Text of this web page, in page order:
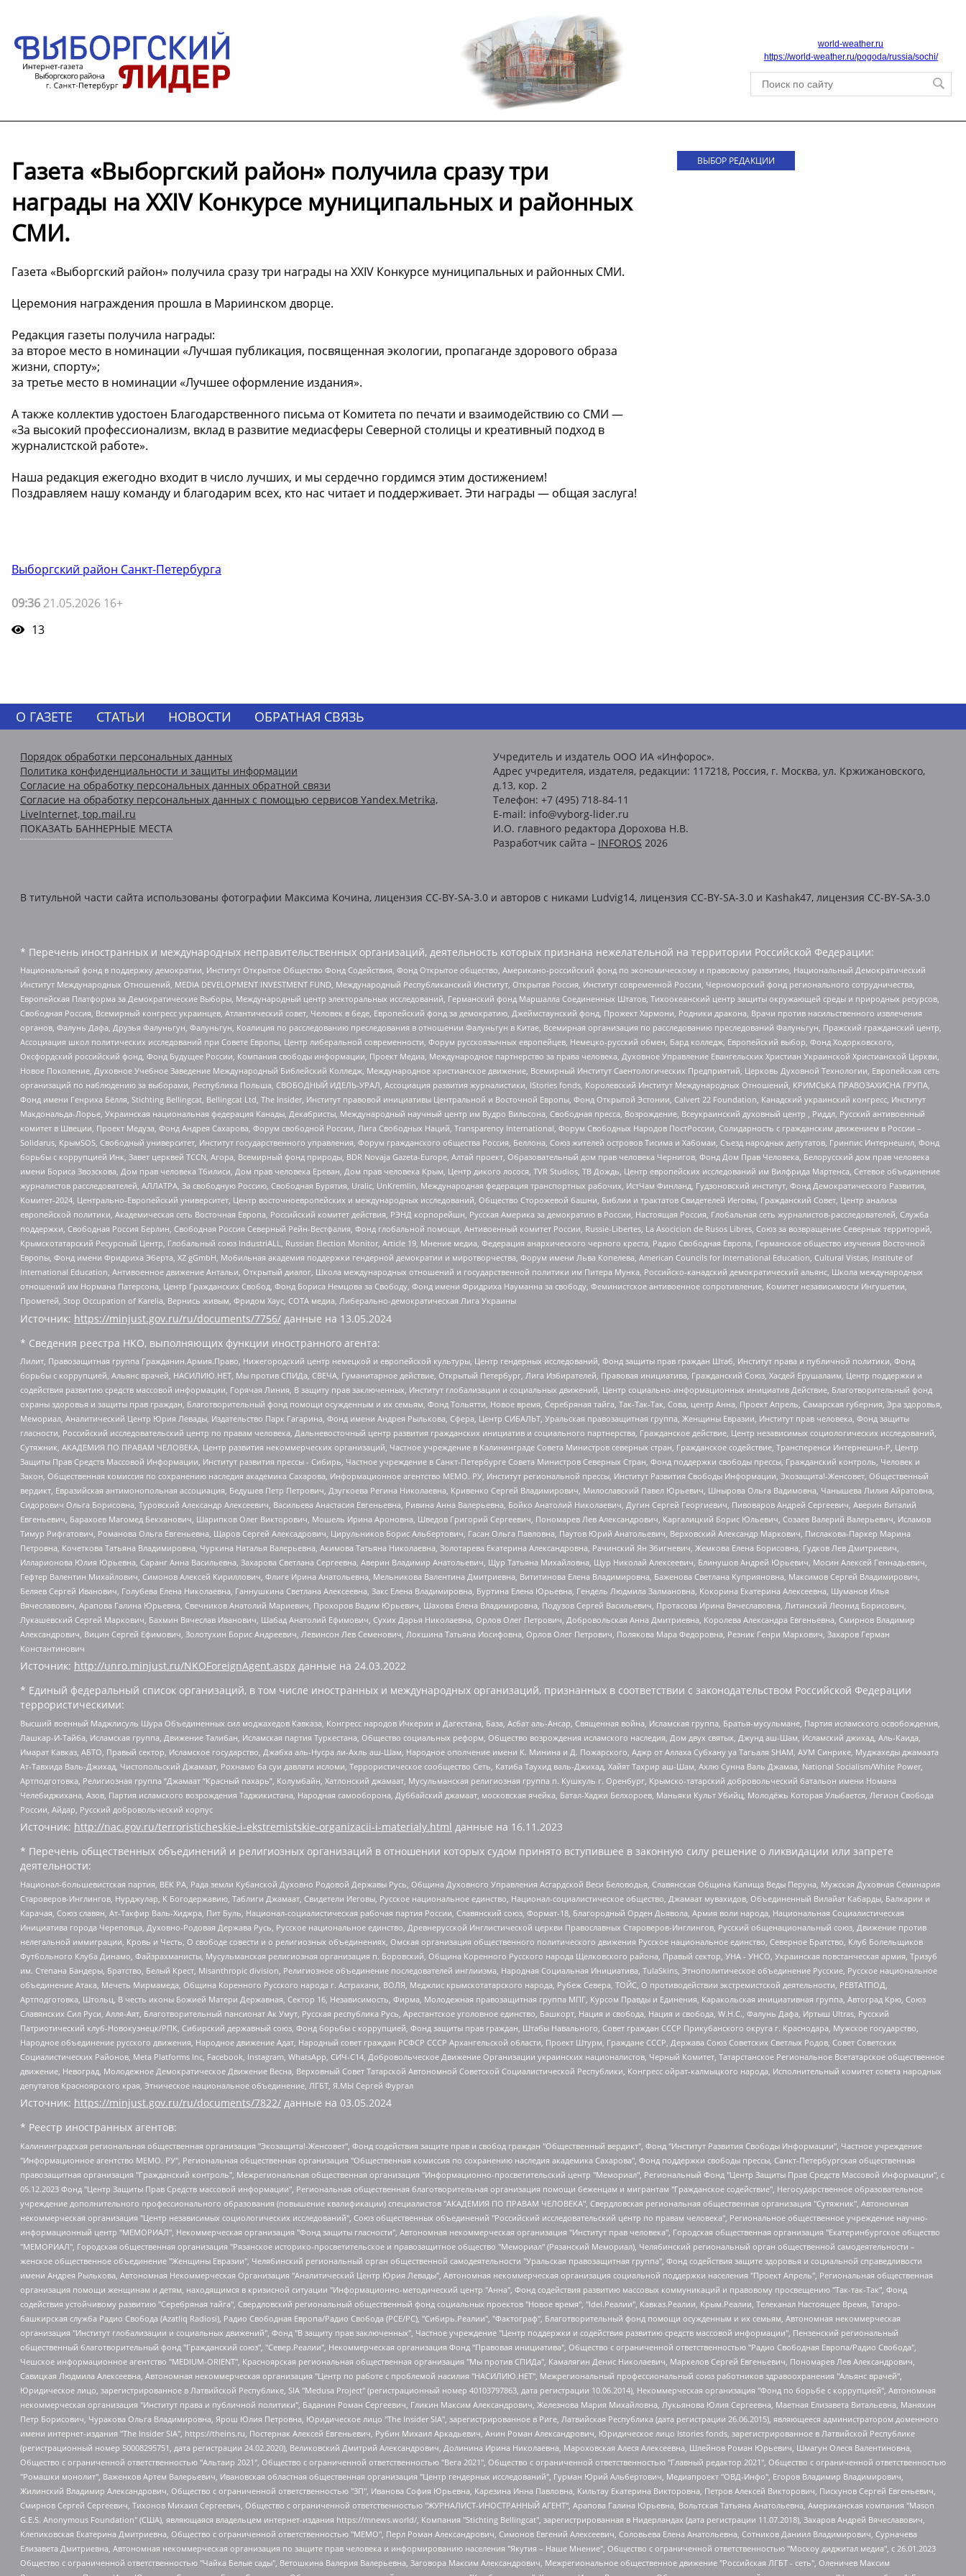
world-weather.ru
https://world-weather.ru/pogoda/russia/sochi/
Газета «Выборгский район» получила сразу три
награды на XXIV Конкурсе муниципальных и районных
СМИ.
Газета «Выборгский район» получила сразу три награды на XXIV Конкурсе муниципальных и районных СМИ.
Церемония награждения прошла в Мариинском дворце.
Редакция газеты получила награды:
за второе место в номинации «Лучшая публикация, посвященная экологии, пропаганде здорового образа
жизни, спорту»;
за третье место в номинации «Лучшее оформление издания».
А также коллектив удостоен Благодарственного письма от Комитета по печати и взаимодействию со СМИ —
«За высокий профессионализм, вклад в развитие медиасферы Северной столицы и креативный подход в
журналистской работе».
Наша редакция ежегодно входит в число лучших, и мы сердечно гордимся этим достижением!
Поздравляем нашу команду и благодарим всех, кто нас читает и поддерживает. Эти награды — общая заслуга!
Выборгский район Санкт-Петербурга
09:36 21.05.2026 16+
13
ВЫБОР РЕДАКЦИИ
О ГАЗЕТЕ СТАТЬИ НОВОСТИ ОБРАТНАЯ СВЯЗЬ
Порядок обработки персональных данных
Политика конфиденциальности и защиты информации
Согласие на обработку персональных данных обратной связи
Согласие на обработку персональных данных с помощью сервисов Yandex.Metrika,
LiveInternet, top.mail.ru
ПОКАЗАТЬ БАННЕРНЫЕ МЕСТА
Учредитель и издатель ООО ИА «Инфорос».
Адрес учредителя, издателя, редакции: 117218, Россия, г. Москва, ул. Кржижановского,
д.13, кор. 2
Телефон: +7 (495) 718-84-11
E-mail: info@vyborg-lider.ru
И.О. главного редактора Дорохова Н.В.
Разработчик сайта – INFOROS 2026
В титульной части сайта использованы фотографии Максима Кочина, лицензия CC-BY-SA-3.0 и авторов c никами Ludvig14, лицензия CC-BY-SA-3.0 и Kashak47, лицензия CC-BY-SA-3.0
* Перечень иностранных и международных неправительственных организаций, деятельность которых признана нежелательной на территории Российской Федерации:
Национальный фонд в поддержку демократии, Институт Открытое Общество Фонд Содействия, Фонд Открытое общество, Американо-российский фонд по экономическому и правовому развитию, Национальный Демократический
Институт Международных Отношений, MEDIA DEVELOPMENT INVESTMENT FUND, Международный Республиканский Институт, Открытая Россия, Институт современной России, Черноморский фонд регионального сотрудничества,
Европейская Платформа за Демократические Выборы, Международный центр электоральных исследований, Германский фонд Маршалла Соединенных Штатов, Тихоокеанский центр защиты окружающей среды и природных ресурсов,
Свободная Россия, Всемирный конгресс украинцев, Атлантический совет, Человек в беде, Европейский фонд за демократию, Джеймстаунский фонд, Прожект Хармони, Родники дракона, Врачи против насильственного извлечения
органов, Фалунь Дафа, Друзья Фалуньгун, Фалуньгун, Коалиция по расследованию преследования в отношении Фалуньгун в Китае, Всемирная организация по расследованию преследований Фалуньгун, Пражский гражданский центр,
Ассоциация школ политических исследований при Совете Европы, Центр либеральной современности, Форум русскоязычных европейцев, Немецко-русский обмен, Бард колледж, Европейский выбор, Фонд Ходорковского,
Оксфордский российский фонд, Фонд Будущее России, Компания свободы информации, Проект Медиа, Международное партнерство за права человека, Духовное Управление Евангельских Христиан Украинской Христианской Церкви,
Новое Поколение, Духовное Учебное Заведение Международный Библейский Колледж, Международное христианское движение, Всемирный Институт Саентологических Предприятий, Церковь Духовной Технологии, Европейская сеть
организаций по наблюдению за выборами, Республика Польша, СВОБОДНЫЙ ИДЕЛЬ-УРАЛ, Ассоциация развития журналистики, IStories fonds, Королевский Институт Международных Отношений, КРИМСЬКА ПРАВОЗАХИСНА ГРУПА,
Фонд имени Генриха Бёлля, Stichting Bellingcat, Bellingcat Ltd, The Insider, Институт правовой инициативы Центральной и Восточной Европы, Фонд Открытой Эстонии, Calvert 22 Foundation, Канадский украинский конгресс, Институт
Макдональда-Лорье, Украинская национальная федерация Канады, Декабристы, Международный научный центр им Вудро Вильсона, Свободная пресса, Возрождение, Всеукраинский духовный центр , Риддл, Русский антивоенный
комитет в Швеции, Проект Медуза, Фонд Андрея Сахарова, Форум свободной России, Лига Свободных Наций, Transparеncy International, Форум Свободных Народов ПостРоссии, Солидарность с гражданским движением в России –
Solidarus, КрымSOS, Свободный университет, Институт государственного управления, Форум гражданского общества Россия, Беллона, Союз жителей островов Тисима и Хабомаи, Съезд народных депутатов, Гринпис Интернешнл, Фонд
борьбы с коррупцией Инк, Завет церквей TCCN, Агора, Всемирный фонд природы, BDR Novaja Gazeta-Europe, Алтай проект, Образовательный дом прав человека Чернигов, Фонд Дом Прав Человека, Белорусский дом прав человека
имени Бориса Звозскова, Дом прав человека Тбилиси, Дом прав человека Ереван, Дом прав человека Крым, Центр дикого лосося, TVR Studios, ТВ Дождь, Центр европейских исследований им Вилфрида Мартенса, Сетевое объединение
журналистов расследователей, АЛЛАТРА, За свободную Россию, Свободная Бурятия, Uralic, UnKremlin, Международная федерация транспортных рабочих, ИстЧам Финланд, Гудзоновский институт, Фонд Демократического Развития,
Комитет-2024, Центрально-Европейский университет, Центр восточноевропейских и международных исследований, Общество Сторожевой башни, Библии и трактатов Свидетелей Иеговы, Гражданский Совет, Центр анализа
европейской политики, Академическая сеть Восточная Европа, Российский комитет действия, РЭНД корпорейшн, Русская Америка за демократию в России, Настоящая Россия, Глобальная сеть журналистов-расследователей, Служба
поддержки, Свободная Россия Берлин, Свободная Россия Северный Рейн-Вестфалия, Фонд глобальной помощи, Антивоенный комитет России, Russie-Libertes, La Asocicion de Rusos Libres, Союз за возвращение Северных территорий,
Крымскотатарский Ресурсный Центр, Глобальный союз IndustriALL, Russian Election Monitor, Article 19, Мнение медиа, Федерация анархического черного креста, Радио Свободная Европа, Германское общество изучения Восточной
Европы, Фонд имени Фридриха Эберта, XZ gGmbH, Мобильная академия поддержки гендерной демократии и миротворчества, Форум имени Льва Копелева, American Councils for International Education, Cultural Vistas, Institute of
International Education, Антивоенное движение Антальи, Открытый диалог, Школа международных отношений и государственной политики им Питера Мунка, Российско-канадский демократический альянс, Школа международных
отношений им Нормана Патерсона, Центр Гражданских Свобод, Фонд Бориса Немцова за Свободу, Фонд имени Фридриха Науманна за свободу, Феминистское антивоенное сопротивление, Комитет независимости Ингушетии,
Прометей, Stop Occupation of Karelia, Вернись живым, Фридом Хаус, СОТА медиа, Либерально-демократическая Лига Украины
Источник: https://minjust.gov.ru/ru/documents/7756/ данные на 13.05.2024
* Сведения реестра НКО, выполняющих функции иностранного агента:
Лилит, Правозащитная группа Гражданин.Армия.Право, Нижегородский центр немецкой и европейской культуры, Центр гендерных исследований, Фонд защиты прав граждан Штаб, Институт права и публичной политики, Фонд
борьбы с коррупцией, Альянс врачей, НАСИЛИЮ.НЕТ, Мы против СПИДа, СВЕЧА, Гуманитарное действие, Открытый Петербург, Лига Избирателей, Правовая инициатива, Гражданский Союз, Хасдей Ерушалаим, Центр поддержки и
содействия развитию средств массовой информации, Горячая Линия, В защиту прав заключенных, Институт глобализации и социальных движений, Центр социально-информационных инициатив Действие, Благотворительный фонд
охраны здоровья и защиты прав граждан, Благотворительный фонд помощи осужденным и их семьям, Фонд Тольятти, Новое время, Серебряная тайга, Так-Так-Так, Сова, центр Анна, Проект Апрель, Самарская губерния, Эра здоровья,
Мемориал, Аналитический Центр Юрия Левады, Издательство Парк Гагарина, Фонд имени Андрея Рылькова, Сфера, Центр СИБАЛЬТ, Уральская правозащитная группа, Женщины Евразии, Институт прав человека, Фонд защиты
гласности, Российский исследовательский центр по правам человека, Дальневосточный центр развития гражданских инициатив и социального партнерства, Гражданское действие, Центр независимых социологических исследований,
Сутяжник, АКАДЕМИЯ ПО ПРАВАМ ЧЕЛОВЕКА, Центр развития некоммерческих организаций, Частное учреждение в Калининграде Совета Министров северных стран, Гражданское содействие, Трансперенси Интернешнл-Р, Центр
Защиты Прав Средств Массовой Информации, Институт развития прессы - Сибирь, Частное учреждение в Санкт-Петербурге Совета Министров Северных Стран, Фонд поддержки свободы прессы, Гражданский контроль, Человек и
Закон, Общественная комиссия по сохранению наследия академика Сахарова, Информационное агентство МЕМО. РУ, Институт региональной прессы, Институт Развития Свободы Информации, Экозащита!-Женсовет, Общественный
вердикт, Евразийская антимонопольная ассоциация, Бедушев Петр Петрович, Дзугкоева Регина Николаевна, Кривенко Сергей Владимирович, Милославский Павел Юрьевич, Шнырова Ольга Вадимовна, Чанышева Лилия Айратовна,
Сидорович Ольга Борисовна, Туровский Александр Алексеевич, Васильева Анастасия Евгеньевна, Ривина Анна Валерьевна, Бойко Анатолий Николаевич, Дугин Сергей Георгиевич, Пивоваров Андрей Сергеевич, Аверин Виталий
Евгеньевич, Барахоев Магомед Бекханович, Шарипков Олег Викторович, Мошель Ирина Ароновна, Шведов Григорий Сергеевич, Пономарев Лев Александрович, Каргалицкий Борис Юльевич, Созаев Валерий Валерьевич, Исламов
Тимур Рифгатович, Романова Ольга Евгеньевна, Щаров Сергей Алексадрович, Цирульников Борис Альбертович, Гасан Ольга Павловна, Паутов Юрий Анатольевич, Верховский Александр Маркович, Пислакова-Паркер Марина
Петровна, Кочеткова Татьяна Владимировна, Чуркина Наталья Валерьевна, Акимова Татьяна Николаевна, Золотарева Екатерина Александровна, Рачинский Ян Збигневич, Жемкова Елена Борисовна, Гудков Лев Дмитриевич,
Илларионова Юлия Юрьевна, Саранг Анна Васильевна, Захарова Светлана Сергеевна, Аверин Владимир Анатольевич, Щур Татьяна Михайловна, Щур Николай Алексеевич, Блинушов Андрей Юрьевич, Мосин Алексей Геннадьевич,
Гефтер Валентин Михайлович, Симонов Алексей Кириллович, Флиге Ирина Анатольевна, Мельникова Валентина Дмитриевна, Вититинова Елена Владимировна, Баженова Светлана Куприяновна, Максимов Сергей Владимирович,
Беляев Сергей Иванович, Голубева Елена Николаевна, Ганнушкина Светлана Алексеевна, Закс Елена Владимировна, Буртина Елена Юрьевна, Гендель Людмила Залмановна, Кокорина Екатерина Алексеевна, Шуманов Илья
Вячеславович, Арапова Галина Юрьевна, Свечников Анатолий Мариевич, Прохоров Вадим Юрьевич, Шахова Елена Владимировна, Подузов Сергей Васильевич, Протасова Ирина Вячеславовна, Литинский Леонид Борисович,
Лукашевский Сергей Маркович, Бахмин Вячеслав Иванович, Шабад Анатолий Ефимович, Сухих Дарья Николаевна, Орлов Олег Петрович, Добровольская Анна Дмитриевна, Королева Александра Евгеньевна, Смирнов Владимир
Александрович, Вицин Сергей Ефимович, Золотухин Борис Андреевич, Левинсон Лев Семенович, Локшина Татьяна Иосифовна, Орлов Олег Петрович, Полякова Мара Федоровна, Резник Генри Маркович, Захаров Герман
Константинович
Источник: http://unro.minjust.ru/NKOForeignAgent.aspx данные на 24.03.2022
* Единый федеральный список организаций, в том числе иностранных и международных организаций, признанных в соответствии с законодательством Российской Федерации
террористическими:
Высший военный Маджлисуль Шура Объединенных сил моджахедов Кавказа, Конгресс народов Ичкерии и Дагестана, База, Асбат аль-Ансар, Священная война, Исламская группа, Братья-мусульмане, Партия исламского освобождения,
Лашкар-И-Тайба, Исламская группа, Движение Талибан, Исламская партия Туркестана, Общество социальных реформ, Общество возрождения исламского наследия, Дом двух святых, Джунд аш-Шам, Исламский джихад, Аль-Каида,
Имарат Кавказ, АБТО, Правый сектор, Исламское государство, Джабха аль-Нусра ли-Ахль аш-Шам, Народное ополчение имени К. Минина и Д. Пожарского, Аджр от Аллаха Субхану уа Тагьаля SHAM, АУМ Синрике, Муджахеды джамаата
Ат-Тавхида Валь-Джихад, Чистопольский Джамаат, Рохнамо ба суи давлати исломи, Террористическое сообщество Сеть, Катиба Таухид валь-Джихад, Хайят Тахрир аш-Шам, Ахлю Сунна Валь Джамаа, National Socialism/White Power,
Артподготовка, Религиозная группа “Джамаат “Красный пахарь”, Колумбайн, Хатлонский джамаат, Мусульманская религиозная группа п. Кушкуль г. Оренбург, Крымско-татарский добровольческий батальон имени Номана
Челебиджихана, Азов, Партия исламского возрождения Таджикистана, Народная самооборона, Дуббайский джамаат, московская ячейка, Батал-Хаджи Белхороев, Маньяки Культ Убийц, Молодёжь Которая Улыбается, Легион Свобода
России, Айдар, Русский добровольческий корпус
Источник: http://nac.gov.ru/terroristicheskie-i-ekstremistskie-organizacii-i-materialy.html данные на 16.11.2023
* Перечень общественных объединений и религиозных организаций в отношении которых судом принято вступившее в законную силу решение о ликвидации или запрете
деятельности:
Национал-большевистская партия, ВЕК РА, Рада земли Кубанской Духовно Родовой Державы Русь, Община Духовного Управления Асгардской Веси Беловодья, Славянская Община Капища Веды Перуна, Мужская Духовная Семинария
Староверов-Инглингов, Нурджулар, К Богодержавию, Таблиги Джамаат, Свидетели Иеговы, Русское национальное единство, Национал-социалистическое общество, Джамаат мувахидов, Объединенный Вилайат Кабарды, Балкарии и
Карачая, Союз славян, Ат-Такфир Валь-Хиджра, Пит Буль, Национал-социалистическая рабочая партия России, Славянский союз, Формат-18, Благородный Орден Дьявола, Армия воли народа, Национальная Социалистическая
Инициатива города Череповца, Духовно-Родовая Держава Русь, Русское национальное единство, Древнерусской Инглистической церкви Православных Староверов-Инглингов, Русский общенациональный союз, Движение против
нелегальной иммиграции, Кровь и Честь, О свободе совести и о религиозных объединениях, Омская организация общественного политического движения Русское национальное единство, Северное Братство, Клуб Болельщиков
Футбольного Клуба Динамо, Файзрахманисты, Мусульманская религиозная организация п. Боровский, Община Коренного Русского народа Щелковского района, Правый сектор, УНА - УНСО, Украинская повстанческая армия, Тризуб
им. Степана Бандеры, Братство, Белый Крест, Misanthropic division, Религиозное объединение последователей инглиизма, Народная Социальная Инициатива, TulaSkins, Этнополитическое объединение Русские, Русское национальное
объединение Атака, Мечеть Мирмамеда, Община Коренного Русского народа г. Астрахани, ВОЛЯ, Меджлис крымскотатарского народа, Рубеж Севера, ТОЙС, О противодействии экстремистской деятельности, РЕВТАТПОД,
Артподготовка, Штольц, В честь иконы Божией Матери Державная, Сектор 16, Независимость, Фирма, Молодежная правозащитная группа МПГ, Курсом Правды и Единения, Каракольская инициативная группа, Автоград Крю, Союз
Славянских Сил Руси, Алля-Аят, Благотворительный пансионат Ак Умут, Русская республика Русь, Арестантское уголовное единство, Башкорт, Нация и свобода, Нация и свобода, W.H.С., Фалунь Дафа, Иртыш Ultras, Русский
Патриотический клуб-Новокузнецк/РПК, Сибирский державный союз, Фонд борьбы с коррупцией, Фонд защиты прав граждан, Штабы Навального, Совет граждан СССР Прикубанского округа г. Краснодара, Мужское государство,
Народное объединение русского движения, Народное движение Адат, Народный совет граждан РСФСР СССР Архангельской области, Проект Штурм, Граждане СССР, Держава Союз Советских Светлых Родов, Совет Советских
Социалистических Районов, Meta Platforms Inc, Facebook, Instagram, WhatsApp, СИЧ-С14, Добровольческое Движение Организации украинских националистов, Черный Комитет, Татарстанское Региональное Всетатарское общественное
движение, Невоград, Молодежное Демократическое Движение Весна, Верховный Совет Татарской Автономной Советской Социалистической Республики, Конгресс ойрат-калмыцкого народа, Исполнительный комитет совета народных
депутатов Красноярского края, Этническое национальное объединение, ЛГБТ, Я.МЫ Сергей Фургал
Источник: https://minjust.gov.ru/ru/documents/7822/ данные на 03.05.2024
* Реестр иностранных агентов:
Калининградская региональная общественная организация "Экозащита!-Женсовет", Фонд содействия защите прав и свобод граждан "Общественный вердикт", Фонд "Институт Развития Свободы Информации", Частное учреждение "Информационное агентство МЕМО. РУ", Региональная общественная организация "Общественная комиссия по сохранению наследия академика Сахарова", Фонд поддержки свободы прессы, Санкт-Петербургская общественная правозащитная организация "Гражданский контроль", Межрегиональная общественная организация "Информационно-просветительский центр "Мемориал", Региональный Фонд "Центр Защиты Прав Средств Массовой Информации", с 05.12.2023 Фонд "Центр Защиты Прав Средств массовой информации", Региональная общественная благотворительная организация помощи беженцам и мигрантам "Гражданское содействие", Негосударственное образовательное учреждение дополнительного профессионального образования (повышение квалификации) специалистов "АКАДЕМИЯ ПО ПРАВАМ ЧЕЛОВЕКА", Свердловская региональная общественная организация "Сутяжник", Автономная некоммерческая организация "Центр независимых социологических исследований", Союз общественных объединений "Российский исследовательский центр по правам человека", Региональное общественное учреждение научно-информационный центр "МЕМОРИАЛ", Некоммерческая организация "Фонд защиты гласности", Автономная некоммерческая организация "Институт прав человека", Городская общественная организация "Екатеринбургское общество "МЕМОРИАЛ", Городская общественная организация "Рязанское историко-просветительское и правозащитное общество "Мемориал" (Рязанский Мемориал), Челябинский региональный орган общественной самодеятельности – женское общественное объединение "Женщины Евразии", Челябинский региональный орган общественной самодеятельности "Уральская правозащитная группа", Фонд содействия защите здоровья и социальной справедливости имени Андрея Рылькова, Автономная Некоммерческая Организация "Аналитический Центр Юрия Левады", Автономная некоммерческая организация социальной поддержки населения "Проект Апрель", Региональная общественная организация помощи женщинам и детям, находящимся в кризисной ситуации "Информационно-методический центр "Анна", Фонд содействия развитию массовых коммуникаций и правовому просвещению "Так-так-Так", Фонд содействия устойчивому развитию "Серебряная тайга", Свердловский региональный общественный фонд социальных проектов "Новое время", "Idel.Реалии", Кавказ.Реалии, Крым.Реалии, Телеканал Настоящее Время, Татаро-башкирская служба Радио Свобода (Azatliq Radiosi), Радио Свободная Европа/Радио Свобода (PCE/PC), "Сибирь.Реалии", "Фактограф", Благотворительный фонд помощи осужденным и их семьям, Автономная некоммерческая организация "Институт глобализации и социальных движений", Фонд "В защиту прав заключенных", Частное учреждение "Центр поддержки и содействия развитию средств массовой информации", Пензенский региональный общественный благотворительный фонд "Гражданский союз", "Север.Реалии", Некоммерческая организация Фонд "Правовая инициатива", Общество с ограниченной ответственностью "Радио Свободная Европа/Радио Свобода", Чешское информационное агентство "MEDIUM-ORIENT", Красноярская региональная общественная организация "Мы против СПИДа", Камалягин Денис Николаевич, Маркелов Сергей Евгеньевич, Пономарев Лев Александрович, Савицкая Людмила Алексеевна, Автономная некоммерческая организация "Центр по работе с проблемой насилия "НАСИЛИЮ.НЕТ", Межрегиональный профессиональный союз работников здравоохранения "Альянс врачей", Юридическое лицо, зарегистрированное в Латвийской Республике, SIA "Medusa Project" (регистрационный номер 40103797863, дата регистрации 10.06.2014), Некоммерческая организация "Фонд по борьбе с коррупцией", Автономная некоммерческая организация "Институт права и публичной политики", Баданин Роман Сергеевич, Гликин Максим Александрович, Железнова Мария Михайловна, Лукьянова Юлия Сергеевна, Маетная Елизавета Витальевна, Маняхин Петр Борисович, Чуракова Ольга Владимировна, Ярош Юлия Петровна, Юридическое лицо "The Insider SIA", зарегистрированное в Риге, Латвийская Республика (дата регистрации 26.06.2015), являющееся администратором доменного имени интернет-издания "The Insider SIA", https://theins.ru, Постернак Алексей Евгеньевич, Рубин Михаил Аркадьевич, Анин Роман Александрович, Юридическое лицо Istories fonds, зарегистрированное в Латвийской Республике (регистрационный номер 50008295751, дата регистрации 24.02.2020), Великовский Дмитрий Александрович, Долинина Ирина Николаевна, Мароховская Алеся Алексеевна, Шлейнов Роман Юрьевич, Шмагун Олеся Валентиновна, Общество с ограниченной ответственностью "Альтаир 2021", Общество с ограниченной ответственностью "Вега 2021", Общество с ограниченной ответственностью "Главный редактор 2021", Общество с ограниченной ответственностью "Ромашки монолит", Важенков Артем Валерьевич, Ивановская областная общественная организация "Центр гендерных исследований", Гурман Юрий Альбертович, Медиапроект "ОВД-Инфо", Егоров Владимир Владимирович, Жилинский Владимир Александрович, Общество с ограниченной ответственностью "ЗП", Иванова София Юрьевна, Карезина Инна Павловна, Кильтау Екатерина Викторовна, Петров Алексей Викторович, Пискунов Сергей Евгеньевич, Смирнов Сергей Сергеевич, Тихонов Михаил Сергеевич, Общество с ограниченной ответственностью "ЖУРНАЛИСТ-ИНОСТРАННЫЙ АГЕНТ", Арапова Галина Юрьевна, Вольтская Татьяна Анатольевна, Американская компания "Mason G.E.S. Anonymous Foundation" (США), являющаяся владельцем интернет-издания https://mnews.world/, Компания "Stichting Bellingcat", зарегистрированная в Нидерландах (дата регистрации 11.07.2018), Захаров Андрей Вячеславович, Клепиковская Екатерина Дмитриевна, Общество с ограниченной ответственностью "МЕМО", Перл Роман Александрович, Симонов Евгений Алексеевич, Соловьева Елена Анатольевна, Сотников Даниил Владимирович, Сурначева Елизавета Дмитриевна, Автономная некоммерческая организация по защите прав человека и информированию населения "Якутия – Наше Мнение", Общество с ограниченной ответственностью "Москоу диджитал медиа", с 26.01.2023 Общество с ограниченной ответственностью "Чайка Белые сады", Ветошкина Валерия Валерьевна, Заговора Максим Александрович, Межрегиональное общественное движение "Российская ЛГБТ - сеть", Оленичев Максим Владимирович, Павлов Иван Юрьевич, Скворцова Елена Сергеевна, Общество с ограниченной ответственностью "Как бы инагент", Кочетков Игорь Викторович, Общество с ограниченной ответственностью "Честные выборы", Еланчик Олег Александрович, Общество с ограниченной ответственностью "Нобелевский призыв", Гималова Регина Эмилевна, Григорьев Андрей Валерьевич, Григорьева Алина Александровна, Ассоциация по содействию защите прав призывников, альтернативнослужащих и военнослужащих "Правозащитная группа "Гражданин.Армия.Право", Хисамова Регина Фаритовна, Автономная некоммерческая организация по реализации социально-правовых программ "Лилит", Дальневосточное общественное движение "Маяк", Санкт-Петербургская ЛГБТ-инициативная группа "Выход", Инициативная группа ЛГБТ+ "Реверс", Алексеев Андрей Викторович, Бекбулатова Таисия Львовна, Беляев Иван Михайлович, Владыкина Елена Сергеевна, Гельман Марат Александрович, Никульшина Вероника Юрьевна, Толоконникова Надежда Андреевна, Шендерович Виктор Анатольевич, Общество с ограниченной ответственностью "Данное сообщение", Общество с ограниченной ответственностью Издательский дом "Новая глава", Айнбиндер Александра Александровна, Московский комьюнити-центр для ЛГБТ+инициатив, Благотворительный фонд развития филантропии, Deutsche Welle (Германия, Kurt-Schumacher-Strasse 3, 53113 Bonn), Борзунова Мария Михайловна, Воробьев Виктор Викторович, Голубева Анна Львовна, Константинова Алла Михайловна, Малкова Ирина Владимировна, Мурадов Мурад Абдулгалимович, Осетинская Елизавета Николаевна, Понасенков Евгений Николаевич, Ганапольский Матвей Юрьевич, Киселев Евгений Алексеевич, Борухович Ирина Григорьевна, Дремин Иван Тимофеевич, Дубровский Дмитрий Викторович, Красноярская региональная общественная организация поддержки и развития альтернативных образовательных технологий и межкультурных коммуникаций "ИНТЕРРА", Маяковская Екатерина Алексеевна, Фейгин Марк Захарович, Филимонов Андрей Викторович, Дзугкоева Регина Николаевна, Доброхотов Роман Александрович, Дудь Юрий Александрович, Елкин Сергей Владимирович, Кругликов Кирилл Игоревич, Сабунаева Мария Леонидовна, Семенов Алексей Владимирович, Шаинян Карен Багратович, Шульман Екатерина Михайловна, Асафьев Артур Валерьевич, Вахштайн Виктор Семенович, Венедиктов Алексей Алексеевич, Лушникова Екатерина Евгеньевна, Волков Леонид Михайлович, Невзоров Александр Глебович, Пархоменко Сергей Борисович, Сироткин Ярослав Николаевич, Кара-Мурза Владимир Владимирович, Баранова Наталья Владимировна, Гозман Леонид Яковлевич, Кагарлицкий Борис Юльевич, Климарев Михаил Валерьевич, Милов Владимир Станиславович, Автономная некоммерческая организация Краснодарский центр современного искусства "Типография", Моргенштерн Алишер Тагирович, Соболь Любовь Эдуардовна, Общество с ограниченной ответственностью "ЛИЗА НОРМ", Каспаров Гарри Кимович, Ходорковский Михаил Борисович, Общество с ограниченной ответственностью "Апрельские тезисы", Данилович Ирина Брониславовна, Кашин Олег Владимирович, Петров Николай Владимирович, Пивоваров Алексей Владимирович, Соколов Михаил Владимирович, Цветкова Юлия Владимировна, Чичваркин Евгений Александрович, Комитет против пыток/Команда против пыток, Общество с ограниченной ответственностью "Первый научный", Общество с ограниченной ответственностью "Вертолет и ко", Белоцерковская Вероника Борисовна, Кац Максим Евгеньевич, Лазарева Татьяна Юрьевна, Шаведдинов Руслан Табризович, Яшин Илья Валерьевич, Общество с ограниченной ответственностью "Иноагент ААВ", Алешковский Дмитрий Петрович, Альбац Евгения Марковна, Быков Дмитрий Львович, Галямина Юлия Евгеньевна, Лойко Сергей Леонидович, Мартынов Кирилл Константинович, Медведев Сергей Александрович, Крашенинников Федор Геннадиевич, Гордеева Катерина Вл